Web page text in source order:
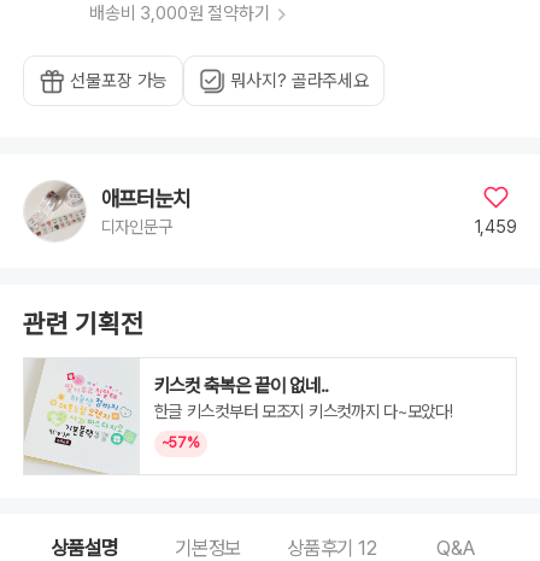
배송비 3,000원 절약하기
선물포장 가능 뭐사지? 골라주세요
애프터눈치
디자인문구 1,459
관련 기획전
키스컷 축복은 끝이 없네..
한글 키스컷부터 모조지 키스컷까지 다~모았다!
~57%
상품설명 기본정보 상품후기12 Q&A